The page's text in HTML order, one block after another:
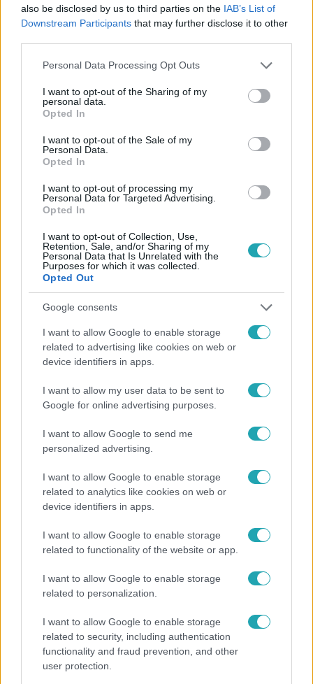
also be disclosed by us to third parties on the IAB’s List of
Downstream Participants that may further disclose it to other
Please note that this website/app uses one or more Google
not limited to your visit or usage behaviour. You may click to
grant or deny consent to Google and its third-party tags to
use your data for below specified purposes in below Google
consent section.
Personal Data Processing Opt Outs
I want to opt-out of the Sharing of my
personal data.
Opted In
I want to opt-out of the Sale of my
Personal Data.
Opted In
I want to opt-out of processing my
Personal Data for Targeted Advertising.
Opted In
I want to opt-out of Collection, Use,
Retention, Sale, and/or Sharing of my
Personal Data that Is Unrelated with the
Purposes for which it was collected.
Opted Out
Google consents
I want to allow Google to enable storage
related to advertising like cookies on web or
device identifiers in apps.
I want to allow my user data to be sent to
Google for online advertising purposes.
I want to allow Google to send me
personalized advertising.
I want to allow Google to enable storage
related to analytics like cookies on web or
device identifiers in apps.
I want to allow Google to enable storage
related to functionality of the website or app.
I want to allow Google to enable storage
related to personalization.
I want to allow Google to enable storage
related to security, including authentication
functionality and fraud prevention, and other
user protection.
azt is megtudhattuk, hogyan gyógyította meg saját
magát.
2:18
2023. október 5. 16:35
„Úgy tettem, mintha meghaltam volna” – brutális
részletek derültek ki arról, hogyan próbálta
Halottnak tettette magát, így menekült meg a nyírteleki
nő, aki csütörtökön a bíróságon azt mondta, szerinte férje
készült arra, hogy megöli. A vádlott tavaly ősszel támadt
a feleségére húsklopfolóval, késekkel és puszta kézzel az
otthonukban. Másfél éves kislányuk egy másik szobában
aludt. Az áldozatot ma hallgatta meg a bíró, szigorú
szabályok között: a vádlott még távmeghallgatásban sem
lehetett jelen, míg felesége a tárgyalóban volt.
Reggeli
Bernáth Odett 20 évesen önéletrajzi könyvet írt,
Bernáth Odett fitneszversenyző nem ismer lehetetlent.
Mindössze 20 éves, de már önéletrajzi könyvet írt,
amelyben élete kihívásairól mesél, célja, hogy motiváljon
másokat. Naponta két-három órát az edzőteremben tölt,
és egyetemre is jár. Hogy mik a további tervei, arról
Bernáth Odett a Reggeliben beszélt.